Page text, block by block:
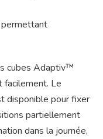
permettant
cubes Adaptiv™
Le
disponible pour fixer
partiellement
dans la journée,